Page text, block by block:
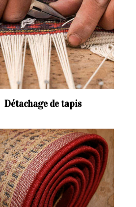
Détachage de tapis